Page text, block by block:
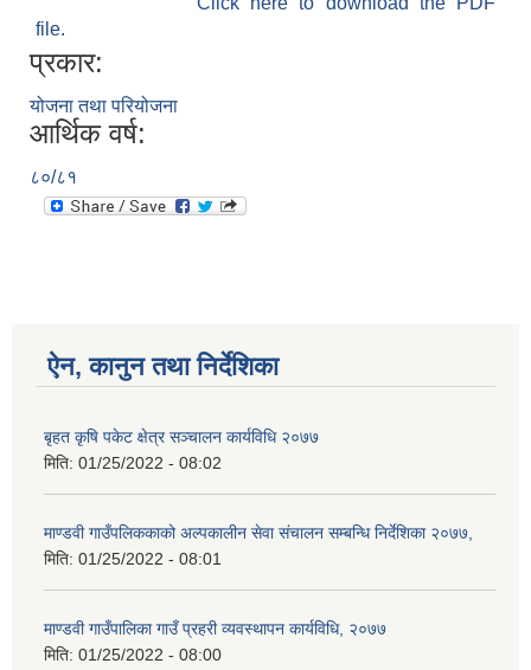
file.
प्रकार:
योजना तथा परियोजना
आर्थिक वर्ष:
८०/८१
ऐन, कानुन तथा निर्देशिका
बृहत कृषि पकेट क्षेत्र सञ्चालन कार्यविधि २०७७
मिति: 01/25/2022 - 08:02
माण्डवी गाउँपलिककाको अल्पकालीन सेवा संचालन सम्बन्धि निर्देशिका २०७७,
मिति: 01/25/2022 - 08:01
माण्डवी गाउँपालिका गाउँ प्रहरी व्यवस्थापन कार्यविधि, २०७७
मिति: 01/25/2022 - 08:00